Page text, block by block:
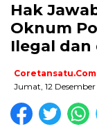
Hak
Oknum
Ilegal
Coretansatu.com
Jumat, 12